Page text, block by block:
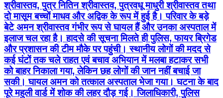
श्रीवास्तव, पुत्र नितिन श्रीवास्तव, पुत्रवधू माधुरी श्रीवास्तव तथा
दो मासूम बच्चों माधव और अद्विक के रूप में हुई है। परिवार के बड़े
बेटे अमन श्रीवास्तव गंभीर रूप से घायल हैं और उनका अस्पताल में
इलाज चल रहा है। हादसे की सूचना मिलते ही पुलिस, फायर ब्रिगेड
और प्रशासन की टीम मौके पर पहुंची। स्थानीय लोगों की मदद से
कई घंटों तक चले राहत एवं बचाव अभियान में मलबा हटाकर सभी
को बाहर निकाला गया, लेकिन छह लोगों की जान नहीं बचाई जा
सकी। घायल अमन को तत्काल अस्पताल भेजा गया। घटना के बाद
पूरे महुली वार्ड में शोक की लहर दौड़ गई। जिलाधिकारी, पुलिस